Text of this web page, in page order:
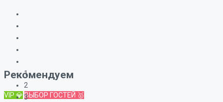
1
2
3
Рекомендуем
VIP 💎 ВЫБОР ГОСТЕЙ 🥇